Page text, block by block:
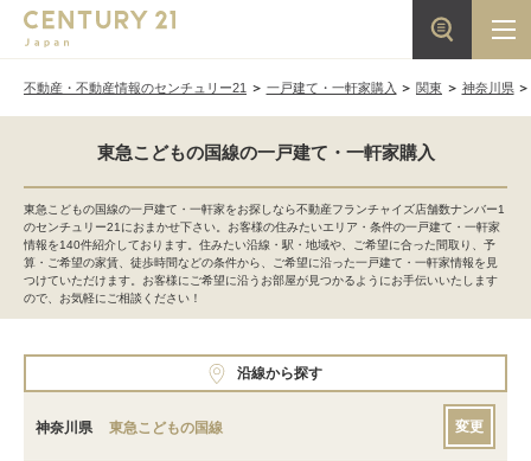
不動産・不動産情報のセンチュリー21 一戸建て・一軒家購入 関東 神奈川県
東急こどもの国線の一戸建て・一軒家購入
東急こどもの国線の一戸建て・一軒家をお探しなら不動産フランチャイズ店舗数ナンバー1
のセンチュリー21におまかせ下さい。お客様の住みたいエリア・条件の一戸建て・一軒家
情報を140件紹介しております。住みたい沿線・駅・地域や、ご希望に合った間取り、予
算・ご希望の家賃、徒歩時間などの条件から、ご希望に沿った一戸建て・一軒家情報を見
つけていただけます。お客様にご希望に沿うお部屋が見つかるようにお手伝いいたします
ので、お気軽にご相談ください！
沿線から探す
神奈川県 東急こどもの国線 変更